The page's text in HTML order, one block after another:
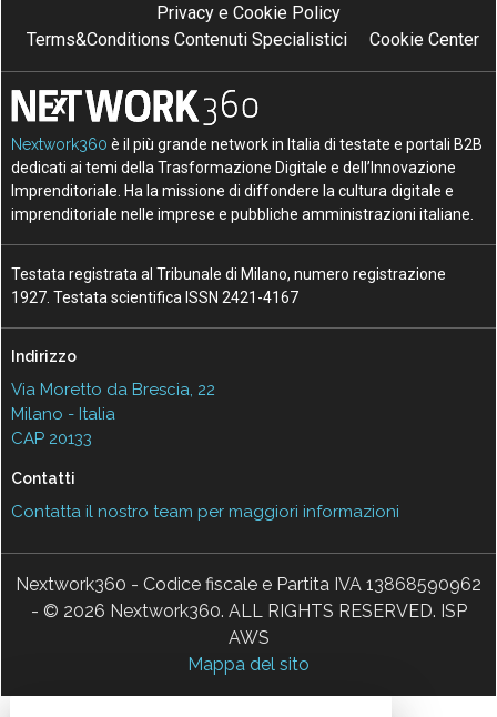
Privacy e Cookie Policy
Terms&Conditions Contenuti Specialistici
Cookie Center
Nextwork360 è il più grande network in Italia di testate e portali B2B
dedicati ai temi della Trasformazione Digitale e dell’Innovazione
Imprenditoriale. Ha la missione di diffondere la cultura digitale e
imprenditoriale nelle imprese e pubbliche amministrazioni italiane.
Testata registrata al Tribunale di Milano, numero registrazione
1927. Testata scientifica ISSN 2421-4167
Indirizzo
Via Moretto da Brescia, 22
Milano - Italia
CAP 20133
Contatti
Contatta il nostro team per maggiori informazioni
Nextwork360 - Codice fiscale e Partita IVA 13868590962
- © 2026 Nextwork360. ALL RIGHTS RESERVED. ISP
AWS
Mappa del sito